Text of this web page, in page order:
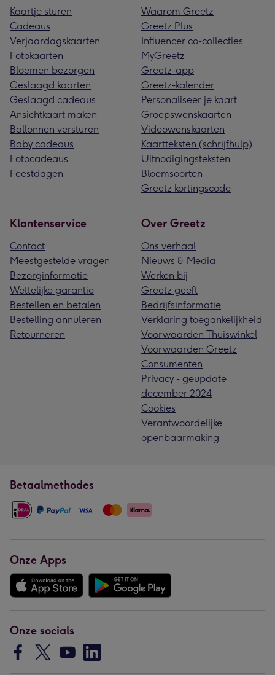
Kaartje sturen
Cadeaus
Verjaardagskaarten
Fotokaarten
Bloemen bezorgen
Geslaagd kaarten
Geslaagd cadeaus
Ansichtkaart maken
Ballonnen versturen
Baby cadeaus
Fotocadeaus
Feestdagen
Waarom Greetz
Greetz Plus
Influencer co-collecties
MyGreetz
Greetz-app
Greetz-kalender
Personaliseer je kaart
Groepswenskaarten
Videowenskaarten
Kaartteksten (schrijfhulp)
Uitnodigingsteksten
Bloemsoorten
Greetz kortingscode
Klantenservice
Contact
Meestgestelde vragen
Bezorginformatie
Wettelijke garantie
Bestellen en betalen
Bestelling annuleren
Retourneren
Over Greetz
Ons verhaal
Nieuws & Media
Werken bij
Greetz geeft
Bedrijfsinformatie
Verklaring toegankelijkheid
Voorwaarden Thuiswinkel
Voorwaarden Greetz
Consumenten
Privacy - geupdate
december 2024
Cookies
Verantwoordelijke
openbaarmaking
Betaalmethodes
Onze Apps
Onze socials